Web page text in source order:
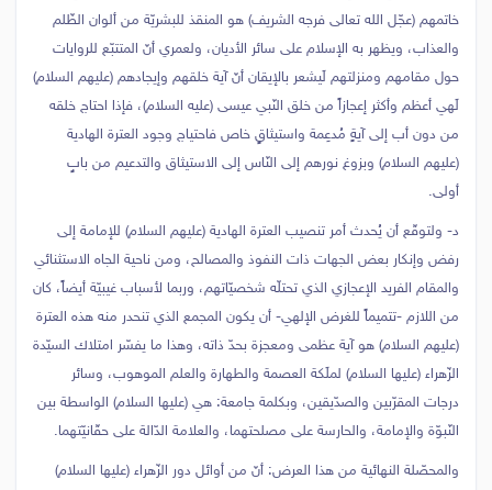
خاتمهم (عجّل الله تعالى فرجه الشريف) هو المنقذ للبشريّة من ألوان الظّلم
والعذاب، ويظهر به الإسلام على سائر الأديان، ولعمري أنّ المتتبّع للروايات
حول مقامهم ومنزلتهم لَيشعر بالإيقان أنّ آية خلقهم وإيجادهم (عليهم السلام)
لَهي أعظم وأكثر إعجازاً من خلق النّبي عيسى (عليه السلام)، فإذا احتاج خلقه
من دون أب إلى آيةٍ مُدعِمة واستيثاقٍ خاص فاحتياج وجود العترة الهادية
(عليهم السلام) وبزوغ نورهم إلى النّاس إلى الاستيثاق والتدعيم من بابٍ
أولى.
‌د- ولتوقّع أن يُحدث أمر تنصيب العترة الهادية (عليهم السلام) للإمامة إلى
رفض وإنكار بعض الجهات ذات النفوذ والمصالح، ومن ناحية الجاه الاستثنائي
والمقام الفريد الإعجازي الذي تحتلّه شخصيّاتهم، وربما لأسباب غيبيّة أيضاً، كان
من اللازم -تتميماً للغرض الإلهي- أن يكون المجمع الذي تنحدر منه هذه العترة
(عليهم السلام) هو آية عظمى ومعجزة بحدّ ذاته، وهذا ما يفسّر امتلاك السيّدة
الزّهراء (عليها السلام) لملَكة العصمة والطهارة والعلم الموهوب، وسائر
درجات المقرّبين والصدّيقين، وبكلمة جامعة: هي (عليها السلام) الواسطة بين
النّبوّة والإمامة، والحارسة على مصلحتهما، والعلامة الدّالة على حقّانيّتهما.
والمحصّلة النهائية من هذا العرض: أنّ من أوائل دور الزّهراء (عليها السلام)